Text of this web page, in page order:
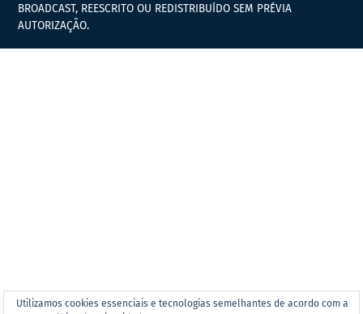
Utilizamos cookies essenciais e tecnologias semelhantes de acordo com a
BROADCAST, REESCRITO OU REDISTRIBUÍDO SEM PRÉVIA
AUTORIZAÇÃO.